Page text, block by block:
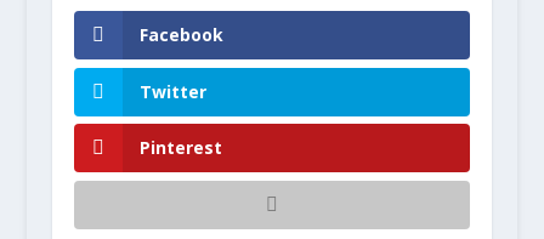
Facebook
Twitter
Pinterest